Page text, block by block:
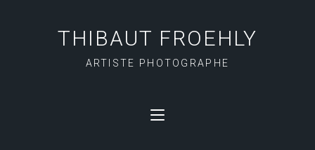
THIBAUT FROEHLY
ARTISTE PHOTOGRAPHE
L’AVANT-GARDE